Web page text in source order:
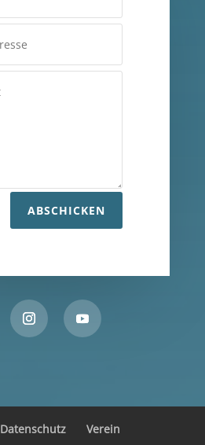
ABSCHICKEN
Datenschutz Verein